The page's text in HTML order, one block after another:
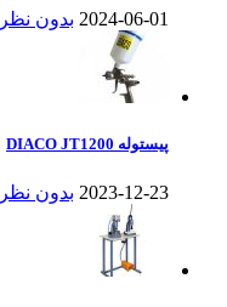
2024-06-01 بدون نظر
پیستوله DIACO JT1200
2023-12-23 بدون نظر